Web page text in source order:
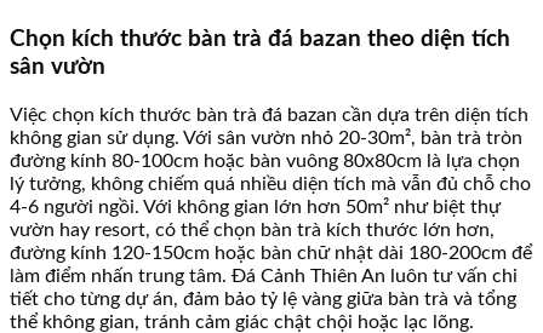
Chọn kích thước bàn trà đá bazan theo diện tích
sân vườn
Việc chọn kích thước bàn trà đá bazan cần dựa trên diện tích
không gian sử dụng. Với sân vườn nhỏ 20-30m², bàn trà tròn
đường kính 80-100cm hoặc bàn vuông 80x80cm là lựa chọn
lý tưởng, không chiếm quá nhiều diện tích mà vẫn đủ chỗ cho
4-6 người ngồi. Với không gian lớn hơn 50m² như biệt thự
vườn hay resort, có thể chọn bàn trà kích thước lớn hơn,
đường kính 120-150cm hoặc bàn chữ nhật dài 180-200cm để
làm điểm nhấn trung tâm. Đá Cảnh Thiên An luôn tư vấn chi
tiết cho từng dự án, đảm bảo tỷ lệ vàng giữa bàn trà và tổng
thể không gian, tránh cảm giác chật chội hoặc lạc lõng.